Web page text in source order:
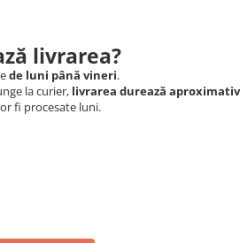
livrarea?
de luni până vineri.
la curier, livrarea durează aproximativ
fi procesate luni.